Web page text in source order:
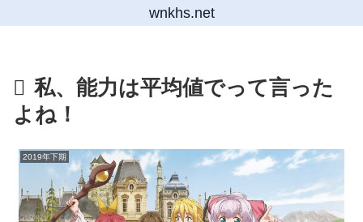
wnkhs.net
私、能力は平均値でって言った
よね！
2019年下期